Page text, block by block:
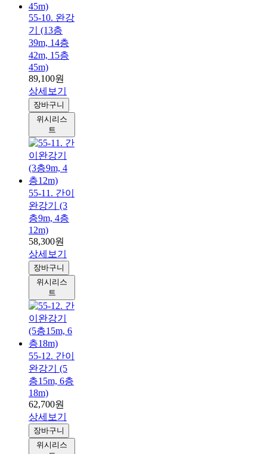
55-10. 완강
기 (13층
39m, 14층
42m, 15층
45m)
89,100원
상세보기
장바구니
위시리스
트
55-11. 간이
완강기 (3
층9m, 4층
12m)
58,300원
상세보기
장바구니
위시리스
트
55-12. 간이
완강기 (5
층15m, 6층
18m)
62,700원
상세보기
장바구니
위시리스